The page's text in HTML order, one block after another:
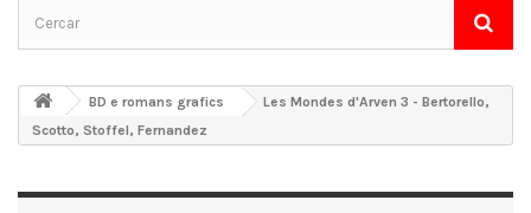
BD e romans grafics
Les Mondes d'Arven 3 - Bertorello,
Scotto, Stoffel, Fernandez